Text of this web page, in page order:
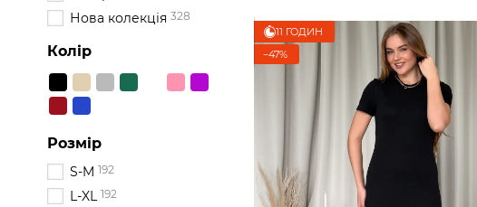
11 ГОДИН
−47%
Нова колекція 328
Колір
Розмір
S-M 192
L-XL 192